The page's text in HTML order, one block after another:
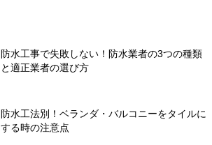
防水工事で失敗しない！防水業者の3つの種類
と適正業者の選び方
防水工法別！ベランダ・バルコニーをタイルに
する時の注意点